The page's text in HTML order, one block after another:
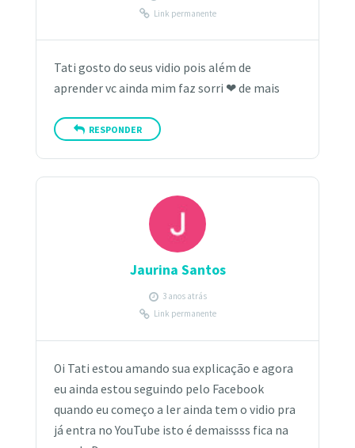
Link permanente
Tati gosto do seus vidio pois além de
aprender vc ainda mim faz sorri ❤ de mais
RESPONDER
Jaurina Santos
3 anos atrás
Link permanente
Oi Tati estou amando sua explicação e agora
eu ainda estou seguindo pelo Facebook
quando eu começo a ler ainda tem o vidio pra
já entra no YouTube isto é demaissss fica na